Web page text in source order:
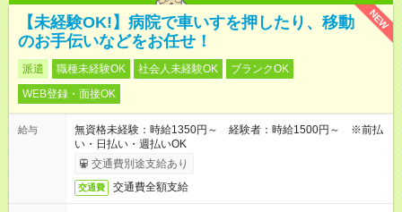
NEW
【未経験OK!】病院で車いすを押したり、移動
のお手伝いなどをお任せ！
派遣 職種未経験OK 社会人未経験OK
ブランクOK
WEB登録・面接OK
給与
無資格未経験：時給1350円～ 経験者：時給1500円～ ※前払
い・日払い・週払いOK
交通費別途支給あり
交通費 交通費全額支給